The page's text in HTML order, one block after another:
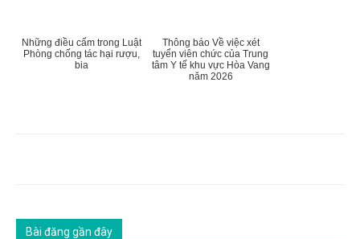
Những điều cấm trong Luật
Phòng chống tác hại rượu,
bia
Thông báo Về việc xét
tuyển viên chức của Trung
tâm Y tế khu vực Hòa Vang
năm 2026
Bài đăng gần đây